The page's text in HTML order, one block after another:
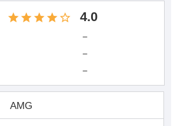
4.0
－
－
－
AMG